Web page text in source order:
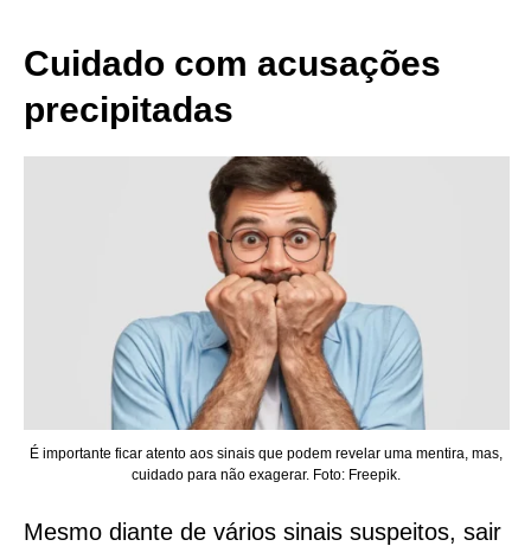
Cuidado com acusações
precipitadas
É importante ficar atento aos sinais que podem revelar uma mentira, mas,
cuidado para não exagerar. Foto: Freepik.
Mesmo diante de vários sinais suspeitos, sair